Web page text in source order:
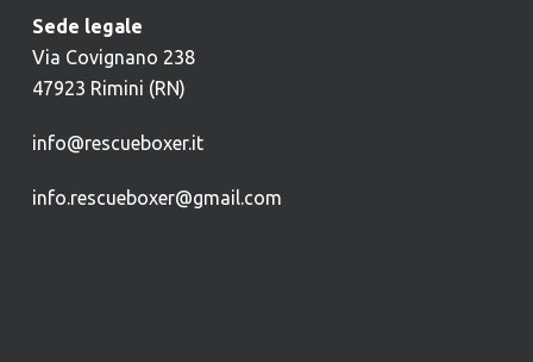
Sede legale
Via Covignano 238
47923 Rimini (RN)
info@rescueboxer.it
info.rescueboxer@gmail.com